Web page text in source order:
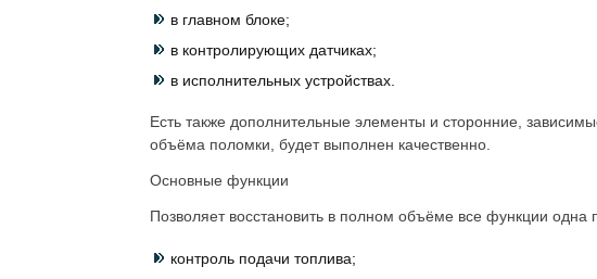
в главном блоке;
в контролирующих датчиках;
в исполнительных устройствах.
Есть также дополнительные элементы и сторонние,
объёма поломки, будет выполнен качественно.
Основные функции
Позволяет восстановить в полном объёме все функции
контроль подачи топлива;